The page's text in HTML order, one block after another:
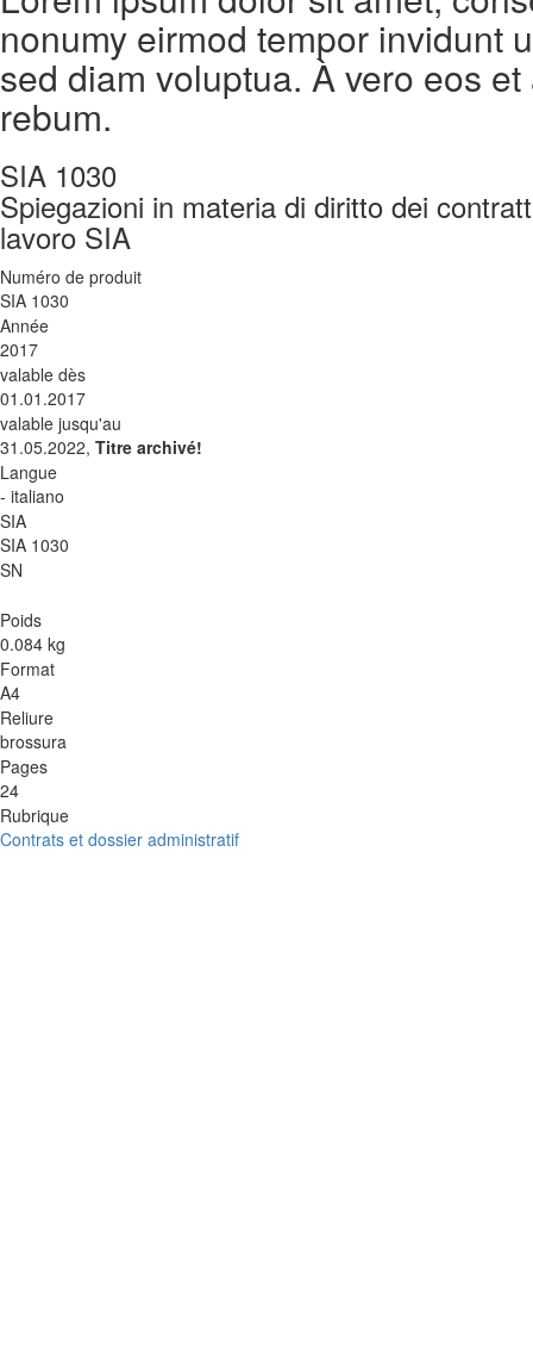
nonumy eirmod tempor invidunt
sed diam voluptua. À vero eos
rebum.
SIA 1030
Spiegazioni in materia di diritto dei
lavoro SIA
Numéro de produit
SIA 1030
Année
2017
valable dès
01.01.2017
valable jusqu'au
31.05.2022, Titre archivé!
Langue
- italiano
SIA
SIA 1030
SN
Poids
0.084 kg
Format
A4
Reliure
brossura
Pages
24
Rubrique
Contrats et dossier administratif